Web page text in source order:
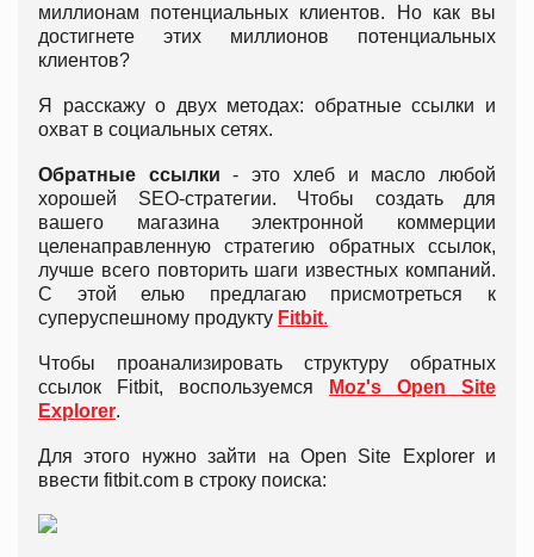
миллионам потенциальных клиентов. Но как вы
достигнете этих миллионов потенциальных
клиентов?
Я расскажу о двух методах: обратные ссылки и
охват в социальных сетях.
Обратные ссылки - это хлеб и масло любой
хорошей SEO-стратегии. Чтобы создать для
вашего магазина электронной коммерции
целенаправленную стратегию обратных ссылок,
лучше всего повторить шаги известных компаний.
С этой елью предлагаю присмотреться к
суперуспешному продукту Fitbit.
Чтобы проанализировать структуру обратных
ссылок Fitbit, воспользуемся
Moz's Open Site
Explorer.
Для этого нужно зайти на Open Site Explorer и
ввести fitbit.com в строку поиска: